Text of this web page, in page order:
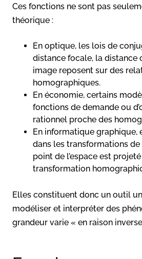
Ces fonctions ne sont pas
théorique :
En optique, les lois de
distance focale, la distance
image reposent sur des
homographiques.
En économie, certains
fonctions de demande ou
rationnel proche des
En informatique graphique,
dans les transformations
point de l’espace est
transformation
Elles constituent donc un outil
modéliser et interpréter des
grandeur varie « en raison